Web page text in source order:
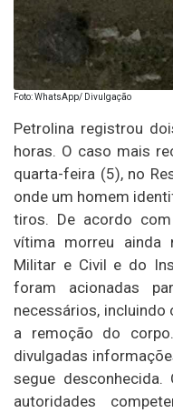
Foto: WhatsApp/ Divulgação
Petrolina registrou
horas. O caso mais
quarta-feira (5), no
onde um homem
tiros. De acordo
vítima morreu ainda
Militar e Civil e do
foram acionadas
necessários, incluindo
a remoção do
divulgadas
segue
autoridades